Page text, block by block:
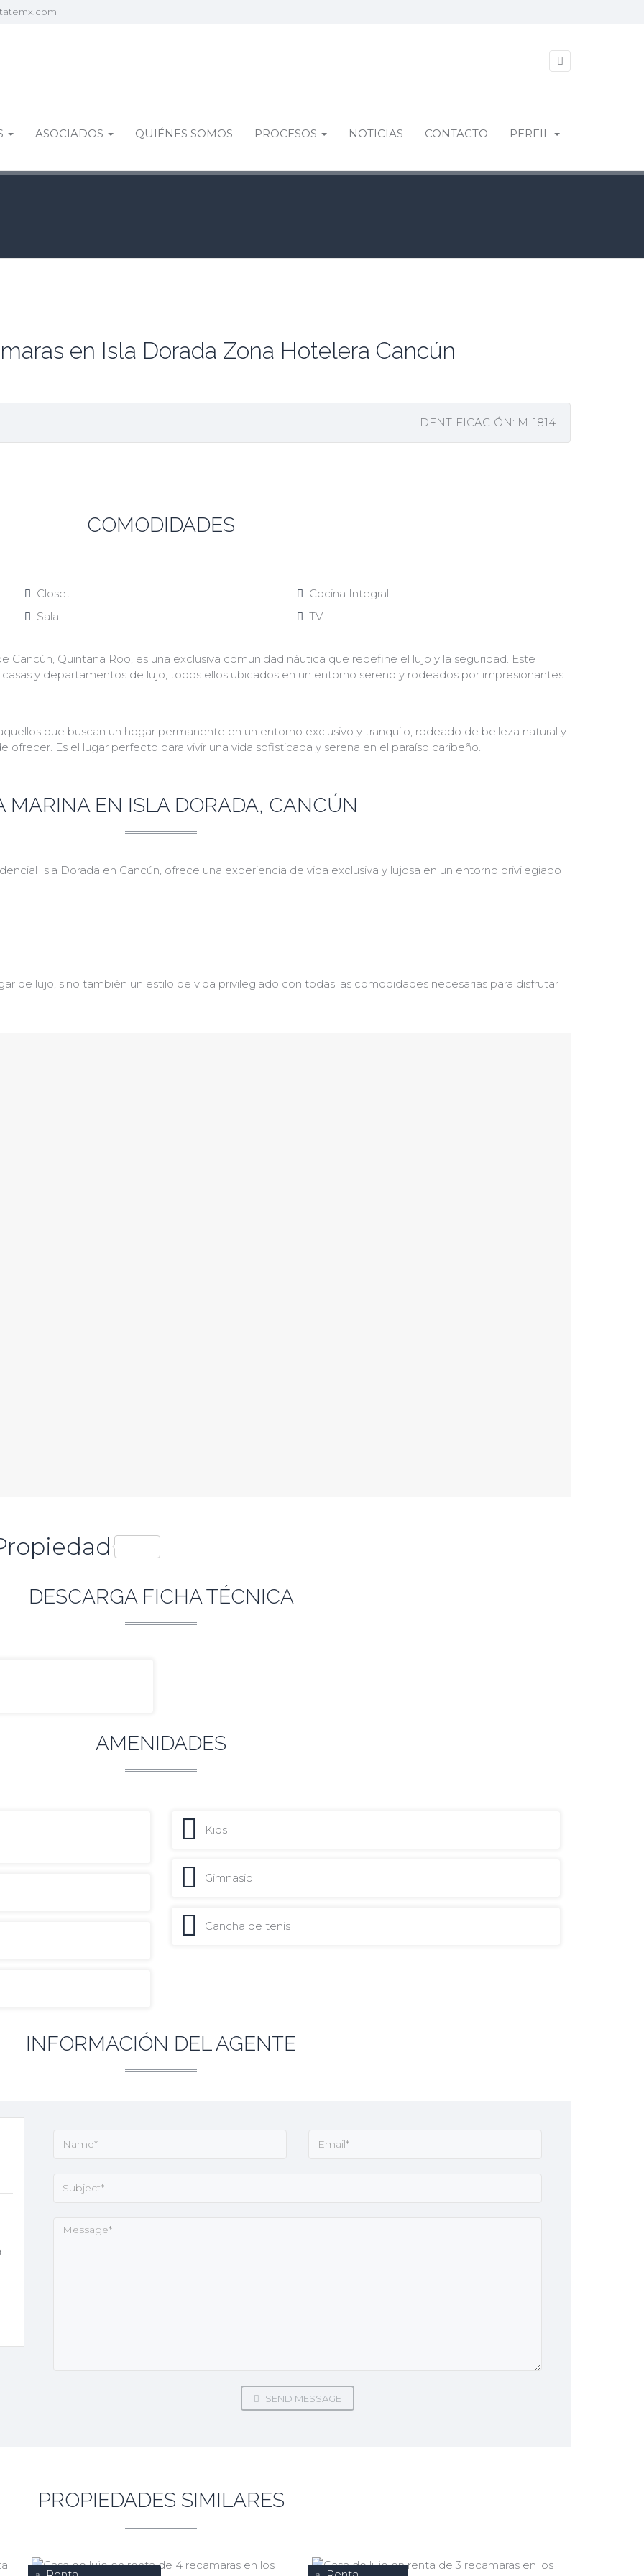
ASOCIADOS QUIÉNES SOMOS PROCESOS NOTICIAS CONTACTO PERFIL
en Isla Dorada Zona Hotelera Cancún
IDENTIFICACIÓN: M-1814
COMODIDADES
Closet
Cocina Integral
Sala
TV
Cancún, Quintana Roo, es una exclusiva comunidad náutica que redefine el lujo y la seguridad. Este
y departamentos de lujo, todos ellos ubicados en un entorno sereno y rodeados por impresionantes
que buscan un hogar permanente en un entorno exclusivo y tranquilo, rodeado de belleza natural y
Es el lugar perfecto para vivir una vida sofisticada y serena en el paraíso caribeño.
MARINA EN ISLA DORADA, CANCÚN
Isla Dorada en Cancún, ofrece una experiencia de vida exclusiva y lujosa en un entorno privilegiado
de lujo, sino también un estilo de vida privilegiado con todas las comodidades necesarias para disfrutar
DESCARGA FICHA TÉCNICA
AMENIDADES
Kids
Gimnasio
Cancha de tenis
INFORMACIÓN DEL AGENTE
SEND MESSAGE
PROPIEDADES SIMILARES